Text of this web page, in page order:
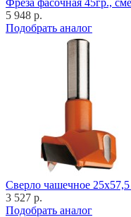
5 948 р.
Подобрать аналог
Cверло чашечное
3 527 р.
Подобрать аналог